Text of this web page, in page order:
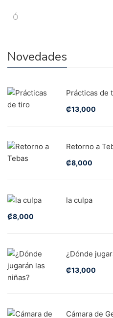
Ó
Novedades
Prácticas de
₡13,000
Retorno a
₡8,000
la culpa
₡8,000
¿Dónde
₡13,000
Cámara de